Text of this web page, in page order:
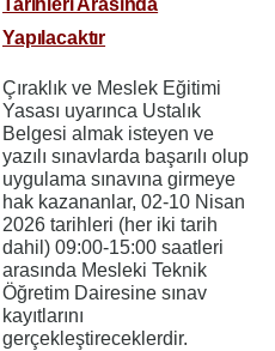
Tarihleri Arasında
Yapılacaktır
Çıraklık ve Meslek Eğitimi
Yasası uyarınca Ustalık
Belgesi almak isteyen ve
yazılı sınavlarda başarılı olup
uygulama sınavına girmeye
hak kazananlar, 02-10 Nisan
2026 tarihleri (her iki tarih
dahil) 09:00-15:00 saatleri
arasında Mesleki Teknik
Öğretim Dairesine sınav
kayıtlarını
gerçekleştireceklerdir.